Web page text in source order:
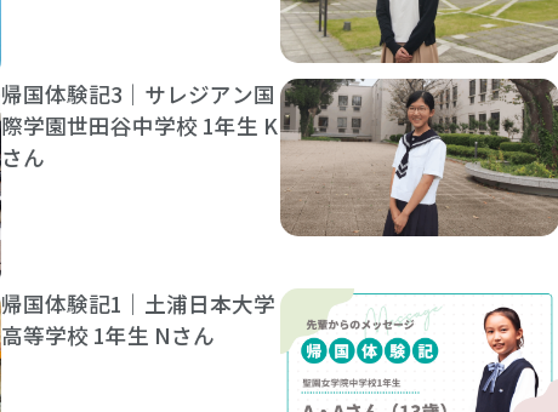
帰国体験記3｜サレジアン国
際学園世田谷中学校 1年生 K
さん
帰国体験記1｜土浦日本大学
高等学校 1年生 Nさん